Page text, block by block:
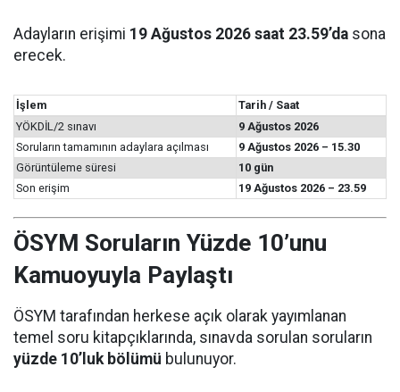
Adayların erişimi 19 Ağustos 2026 saat 23.59’da sona
erecek.
İşlem
Tarih / Saat
YÖKDİL/2 sınavı
9 Ağustos 2026
Soruların tamamının adaylara açılması
9 Ağustos 2026 – 15.30
Görüntüleme süresi
10 gün
Son erişim
19 Ağustos 2026 – 23.59
ÖSYM Soruların Yüzde 10’unu
Kamuoyuyla Paylaştı
ÖSYM tarafından herkese açık olarak yayımlanan
temel soru kitapçıklarında, sınavda sorulan soruların
yüzde 10’luk bölümü bulunuyor.